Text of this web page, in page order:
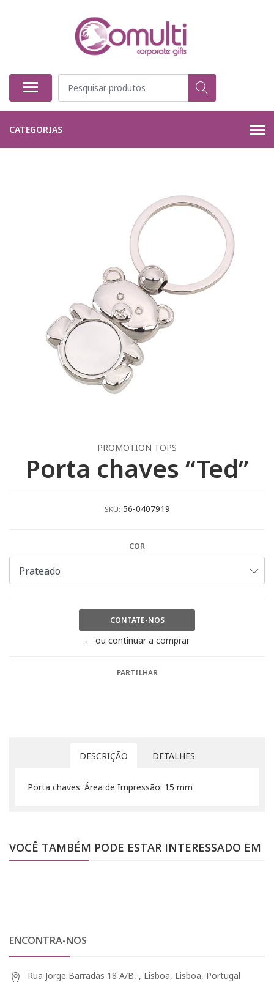
CATEGORIAS
PROMOTION TOPS
Porta chaves “Ted”
SKU: 56-0407919
COR
CONTATE-NOS
← ou continuar a comprar
PARTILHAR
DESCRIÇÃO DETALHES
Porta chaves. Área de Impressão: 15 mm
VOCÊ TAMBÉM PODE ESTAR INTERESSADO EM
ENCONTRA-NOS
Rua Jorge Barradas 18 A/B, , Lisboa, Lisboa, Portugal